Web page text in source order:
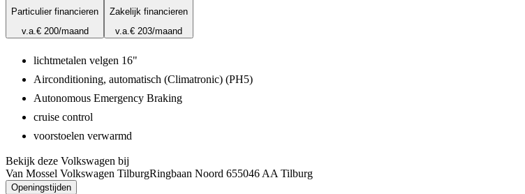
Particulier financieren
v.a.€ 200/maand
Zakelijk financieren
v.a.€ 203/maand
lichtmetalen velgen 16"
Airconditioning, automatisch (Climatronic) (PH5)
Autonomous Emergency Braking
cruise control
voorstoelen verwarmd
Bekijk deze Volkswagen bij
Van Mossel Volkswagen TilburgRingbaan Noord 655046 AA Tilburg
Openingstijden